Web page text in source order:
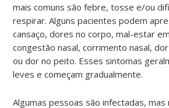
mais comuns são febre, tosse e/ou
respirar. Alguns pacientes podem
cansaço, dores no corpo, mal-estar
congestão nasal, corrimento nasal,
ou dor no peito. Esses sintomas
leves e começam gradualmente.
Algumas pessoas são infectadas, mas